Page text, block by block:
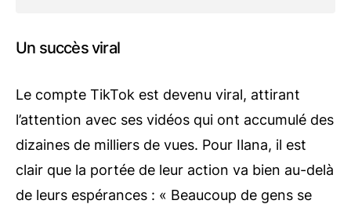
Un succès viral
Le compte TikTok est devenu viral, attirant
l’attention avec ses vidéos qui ont accumulé des
dizaines de milliers de vues. Pour Ilana, il est
clair que la portée de leur action va bien au-delà
de leurs espérances : « Beaucoup de gens se